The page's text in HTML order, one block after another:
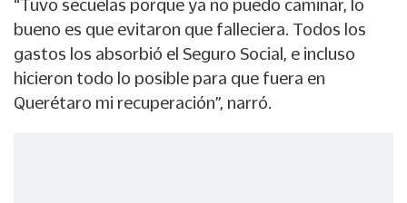
“Tuvo secuelas porque ya no puedo caminar, lo
bueno es que evitaron que falleciera. Todos los
gastos los absorbió el Seguro Social, e incluso
hicieron todo lo posible para que fuera en
Querétaro mi recuperación”, narró.